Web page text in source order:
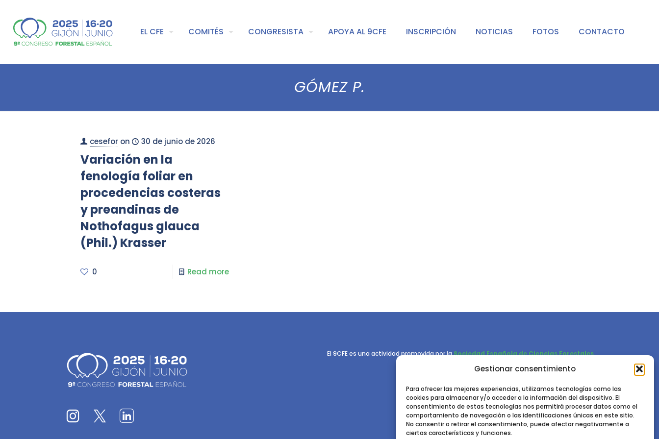
Gestionar consentimiento
Para ofrecer las mejores experiencias, utilizamos tecnologías como las
cookies para almacenar y/o acceder a la información del dispositivo. El
consentimiento de estas tecnologías nos permitirá procesar datos como el
comportamiento de navegación o las identificaciones únicas en este sitio.
No consentir o retirar el consentimiento, puede afectar negativamente a
ciertas características y funciones.
EL CFE COMITÉS CONGRESISTA APOYA AL 9CFE INSCRIPCIÓN NOTICIAS FOTOS CONTACTO
GÓMEZ P.
cesefor on 30 de junio de 2026
Variación en la
fenología foliar en
procedencias costeras
y preandinas de
Nothofagus glauca
(Phil.) Krasser
0 Read more
El 9CFE es una actividad promovida por laSociedad Española de Ciencias Forestales
Instituto de Ciencias Forestales, INIA-CSIC